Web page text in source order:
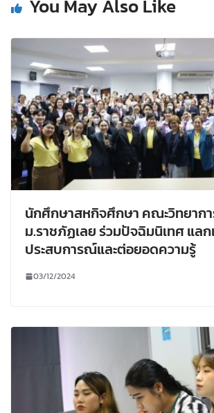
You May Also Like
นักศึกษาสหกิจศึกษา คณะวิทยาก
ม.ราชภัฏเลย ร่วมปัจฉิมนิเทศ แล
ประสบการณ์และต่อยอดความรู้
03/12/2024